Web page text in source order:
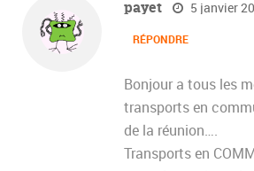
payet 5 janvier
RÉPONDRE
Bonjour a tous les
transports en
de la réunion….
Transports en